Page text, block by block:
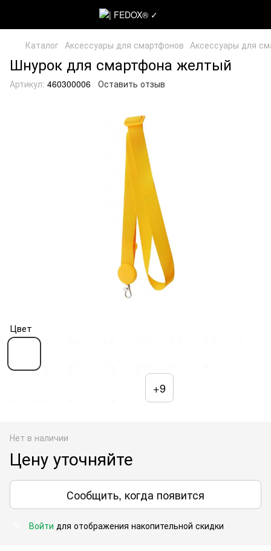
Каталог Аксессуары для смартфонов Аксессуары для
Шнурок для смартфона желтый
Артикул: 460300006 Оставить отзыв
Цвет
+9
Нет в наличии
Цену уточняйте
Сообщить, когда появится
Войти для отображения накопительной скидки